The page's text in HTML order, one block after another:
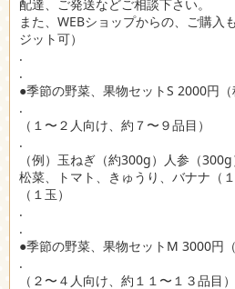
配達、ご発送などご相談下さい。
また、WEBショップからの、ご購入
ジット可）
.
.
●季節の野菜、果物セットS 2000円（
.
（１〜２人向け、約７〜９品目）
.
（例）玉ねぎ（約300g）人参（
松菜、トマト、きゅうり、バナナ（
（１玉）
.
.
●季節の野菜、果物セットM 3000円（
.
（２〜４人向け、約１１〜１３品目）